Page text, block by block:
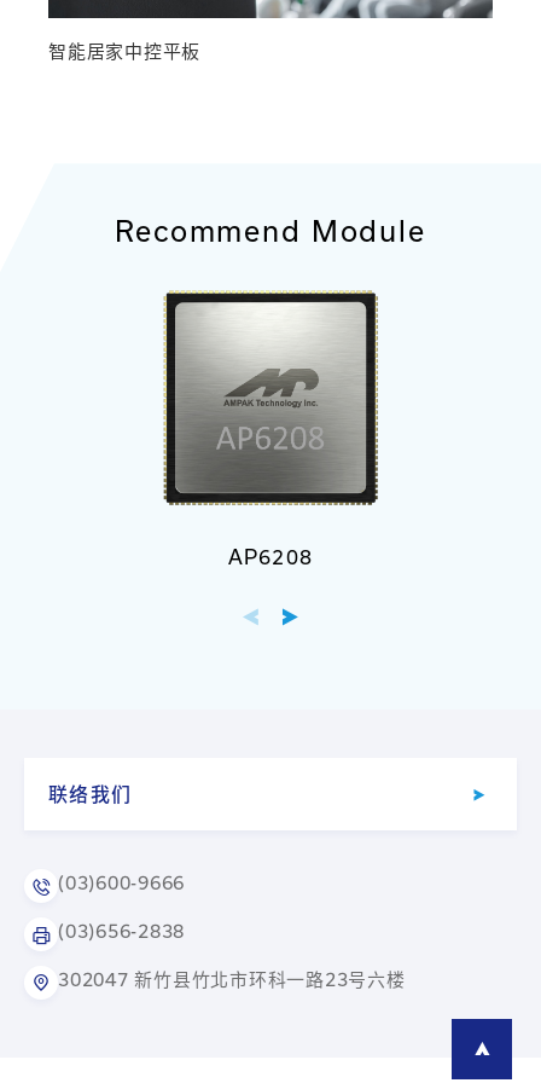
智能居家中控平板
Recommend Module
AP6208
联络我们
(03)600-9666
(03)656-2838
302047 新竹县竹北市环科一路23号六楼